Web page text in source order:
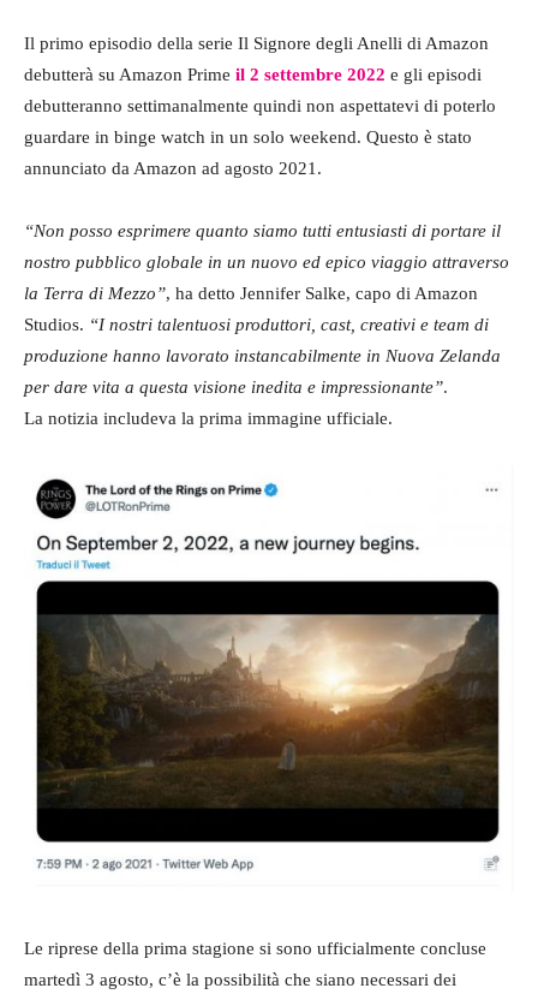
Il primo episodio della serie Il Signore degli Anelli di Amazon
debutterà su Amazon Prime il 2 settembre 2022 e gli episodi
debutteranno settimanalmente quindi non aspettatevi di poterlo
guardare in binge watch in un solo weekend. Questo è stato
annunciato da Amazon ad agosto 2021.
“Non posso esprimere quanto siamo tutti entusiasti di portare il
nostro pubblico globale in un nuovo ed epico viaggio attraverso
la Terra di Mezzo”, ha detto Jennifer Salke, capo di Amazon
Studios. “I nostri talentuosi produttori, cast, creativi e team di
produzione hanno lavorato instancabilmente in Nuova Zelanda
per dare vita a questa visione inedita e impressionante”.
La notizia includeva la prima immagine ufficiale.
Le riprese della prima stagione si sono ufficialmente concluse
martedì 3 agosto, c’è la possibilità che siano necessari dei